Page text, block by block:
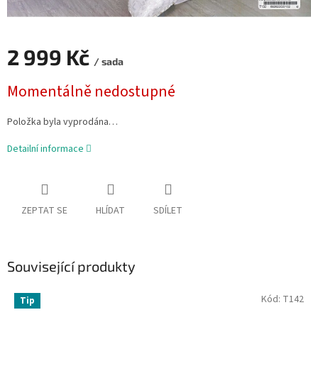
2 999 Kč / sada
cena:
Momentálně nedostupné
Položka byla vyprodána…
Detailní informace
ZEPTAT SE HLÍDAT SDÍLET
Související produkty
Tip Kód: T142